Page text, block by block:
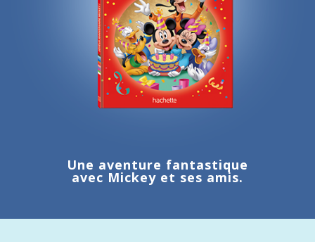
Une aventure fantastique
avec Mickey et ses amis.